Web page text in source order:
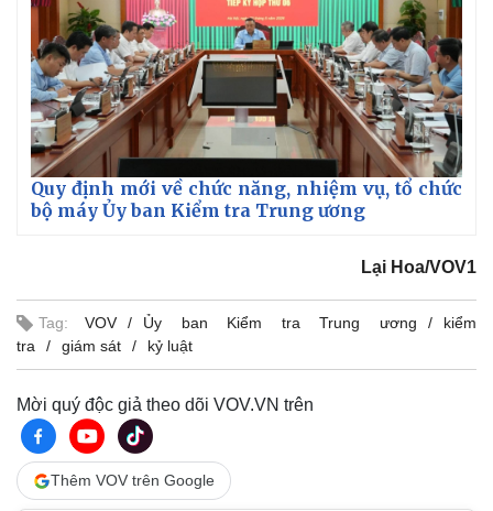
Quy định mới về chức năng, nhiệm vụ, tổ chức
bộ máy Ủy ban Kiểm tra Trung ương
Lại Hoa/VOV1
Tag: VOV Ủy ban Kiểm tra Trung ương
kiểm
tra
giám sát kỷ luật
Mời quý độc giả theo dõi VOV.VN trên
Thêm VOV trên Google